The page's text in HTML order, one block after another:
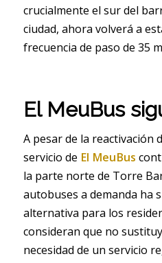
crucialmente el sur del
ciudad, ahora volverá a
frecuencia de paso de 35
El MeuBus
A pesar de la reactivación
servicio de El MeuBus
la parte norte de Torre
autobuses a demanda ha
alternativa para los
consideran que no
necesidad de un servicio